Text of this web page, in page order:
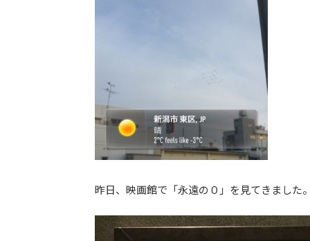
昨日、映画館で「永遠の０」を見てきました。